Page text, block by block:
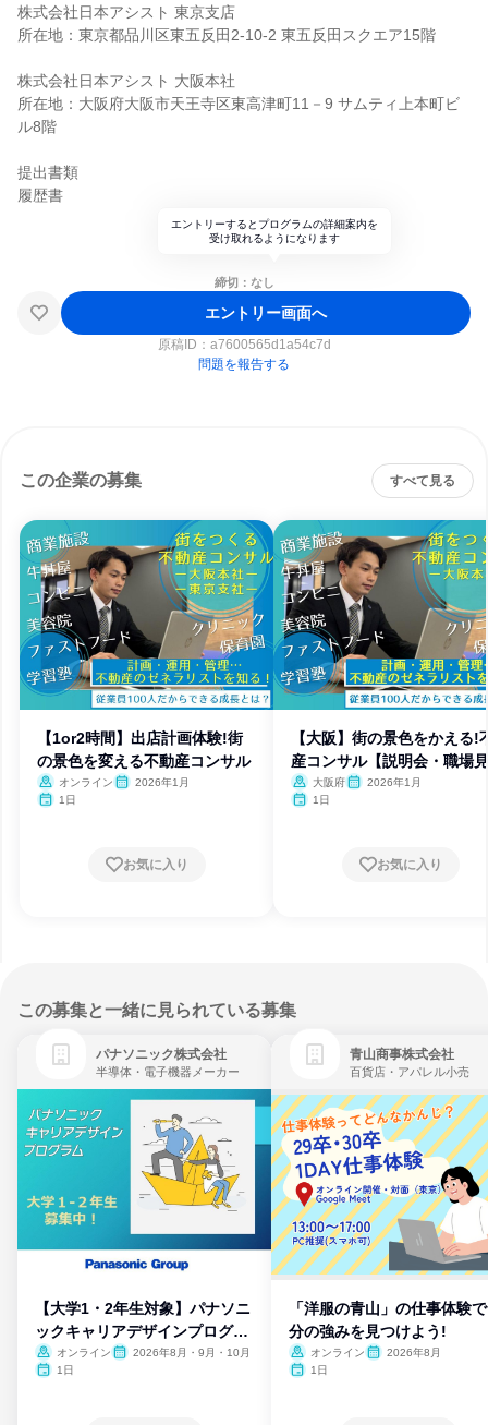
株式会社日本アシスト 東京支店
所在地：東京都品川区東五反田2-10-2 東五反田スクエア15階
株式会社日本アシスト 大阪本社
所在地：大阪府大阪市天王寺区東高津町11－9 サムティ上本町ビ
ル8階
提出書類
履歴書
エントリーするとプログラムの詳細案内を
受け取れるようになります
締切：なし
エントリー画面へ
原稿ID： a7600565d1a54c7d
問題を報告する
この企業の募集 すべて見る
【1or2時間】出店計画体験!街
の景色を変える不動産コンサル
オンライン
2026年1月
1日
お気に入り
【大阪】街の景色をかえる!
産コンサル【説明会・職場見
学】大阪府
2026年1月
1日
お気に入り
この募集と一緒に見られている募集
パナソニック株式会社
半導体・電子機器メーカー
【大学1・2年生対象】パナソニ
ックキャリアデザインプログラ
ム
オンライン
2026年8月・9月・10月
1日
青山商事株式会社
百貨店・アパレル小売
「洋服の青山」の仕事体験
分の強みを見つけよう!
オンライン
2026年8月
1日